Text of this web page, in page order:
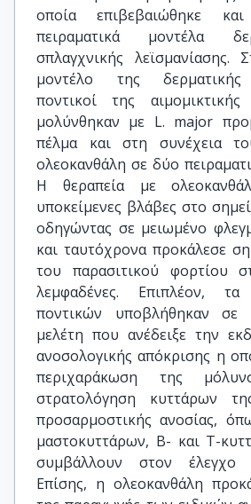
οποία επιβεβαιώθηκε
πειραματικά μοντέλα
σπλαγχνικής λεϊσμανίασης.
μοντέλο της δερματικής
ποντικοί της
μολύνθηκαν με L. major
πέλμα και στη συνέχεια
ολεοκανθάλη σε δύο
Η θεραπεία με
υποκείμενες βλάβες στο
οδηγώντας σε μειωμένο
και ταυτόχρονα προκάλεσε
του παρασιτικού φορτίου
λεμφαδένες. Επιπλέον,
ποντικών υποβλήθηκαν σε
μελέτη που ανέδειξε την
ανοσολογικής απόκρισης η
περιχαράκωση της
στρατολόγηση κυττάρων
προσαρμοστικής ανοσίας,
μαστοκυττάρων, Β- και T-
συμβάλλουν στον έλεγχο
Επίσης, η ολεοκανθάλη